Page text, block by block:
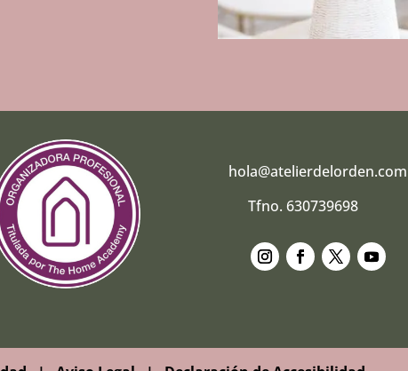
hola@atelierdelorden.com
Tfno. 630739698